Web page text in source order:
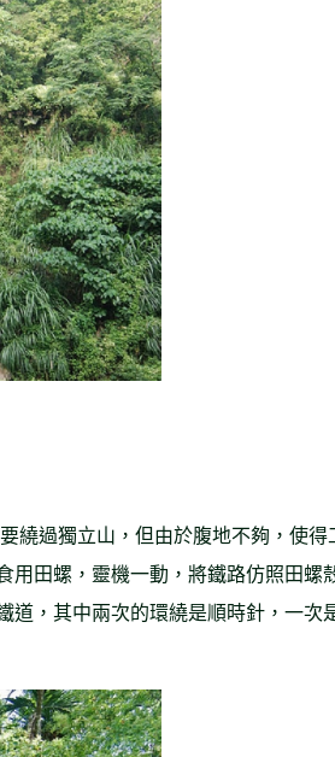
繞過獨立山，但由於腹地不夠，使得
用田螺，靈機一動，將鐵路仿照田螺
道，其中兩次的環繞是順時針，一次